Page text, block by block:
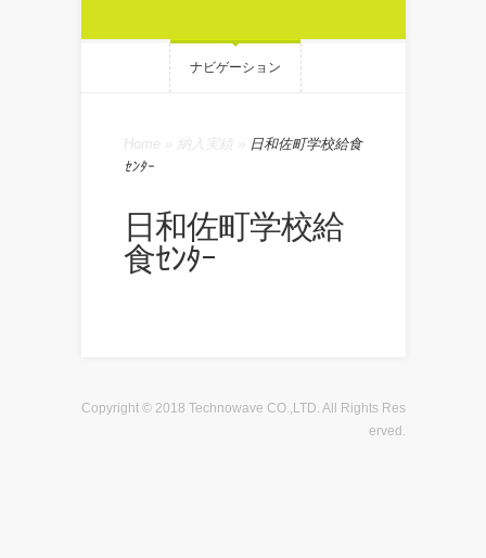
ナビゲーション
Home 納入実績
日和佐町学校給食
ｾﾝﾀｰ
日和佐町学校給
食ｾﾝﾀｰ
Copyright © 2018 Technowave CO.,LTD. All Rights Res
erved.